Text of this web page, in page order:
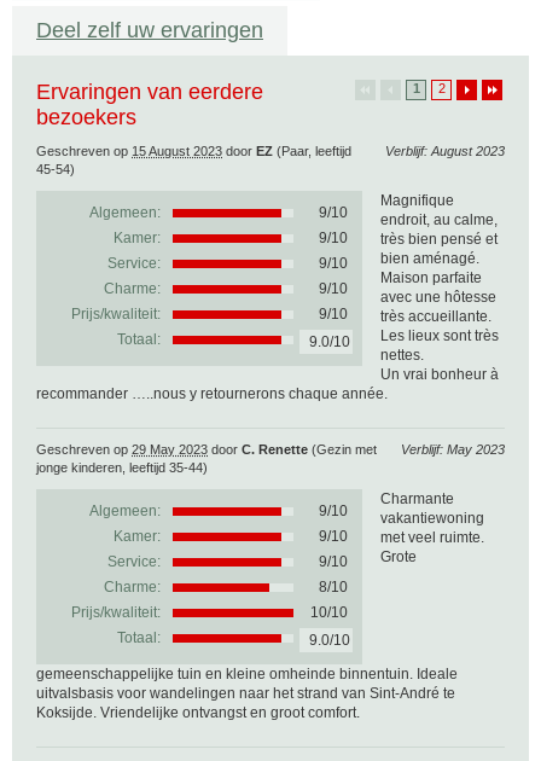
Deel zelf uw ervaringen
1 2
Ervaringen van eerdere
bezoekers
Verblijf: August 2023
Geschreven op 15 August 2023 door EZ (Paar, leeftijd
45-54)
Algemeen: 9/10
Kamer:
9/10
Service:
9/10
Charme:
9/10
Prijs/kwaliteit:
9/10
Totaal:
9.0/10
Magnifique
endroit, au calme,
très bien pensé et
bien aménagé.
Maison parfaite
avec une hôtesse
très accueillante.
Les lieux sont très
nettes.
Un vrai bonheur à
recommander …..nous y retournerons chaque année.
Verblijf: May 2023
Geschreven op 29 May 2023 door C. Renette (Gezin met
jonge kinderen, leeftijd 35-44)
Algemeen: 9/10
Kamer:
9/10
Service:
9/10
Charme:
8/10
Prijs/kwaliteit:
10/10
Totaal:
9.0/10
Charmante
vakantiewoning
met veel ruimte.
Grote
gemeenschappelijke tuin en kleine omheinde binnentuin. Ideale
uitvalsbasis voor wandelingen naar het strand van Sint-André te
Koksijde. Vriendelijke ontvangst en groot comfort.